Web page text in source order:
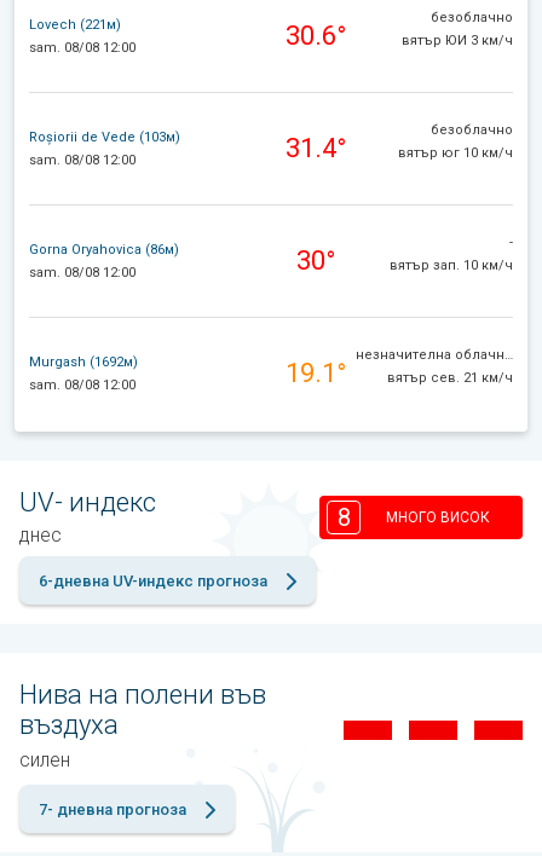
Lovech (221м)
sam. 08/08 12:00
30.6°
безоблачно
вятър ЮИ 3 км/ч
Roșiorii de Vede (103м)
sam. 08/08 12:00
31.4°
безоблачно
вятър юг 10 км/ч
Gorna Oryahovica (86м)
sam. 08/08 12:00
30°
-
вятър зап. 10 км/ч
Murgash (1692м)
sam. 08/08 12:00
19.1°
незначителна облачност
вятър сев. 21 км/ч
UV- индекс
днес
8 МНОГО ВИСОК
6-дневна UV-индекс прогноза
Нива на полени във
въздуха
силен
7- дневна прогноза